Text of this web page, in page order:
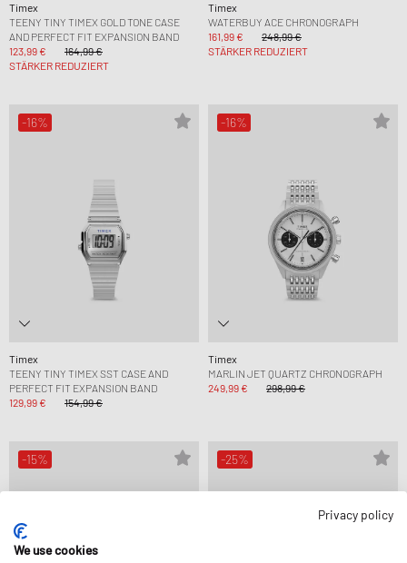
Timex
TEENY TINY TIMEX GOLD TONE CASE
AND PERFECT FIT EXPANSION BAND
123,99 €
164,99 €
STÄRKER REDUZIERT
Timex
WATERBUY ACE CHRONOGRAPH
161,99 €
248,99 €
STÄRKER REDUZIERT
-16%
Timex
TEENY TINY TIMEX SST CASE AND
PERFECT FIT EXPANSION BAND
129,99 €
154,99 €
-16%
Timex
MARLIN JET QUARTZ CHRONOGRAPH
249,99 €
298,99 €
-15% -25%
Privacy policy
We use cookies